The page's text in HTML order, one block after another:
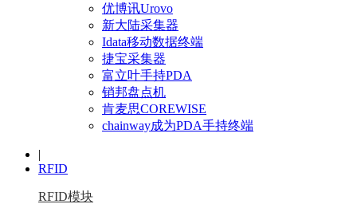
优博讯Urovo
新大陆采集器
Idata移动数据终端
捷宝采集器
富立叶手持PDA
销邦盘点机
肯麦思COREWISE
chainway成为PDA手持终端
|
RFID
RFID模块